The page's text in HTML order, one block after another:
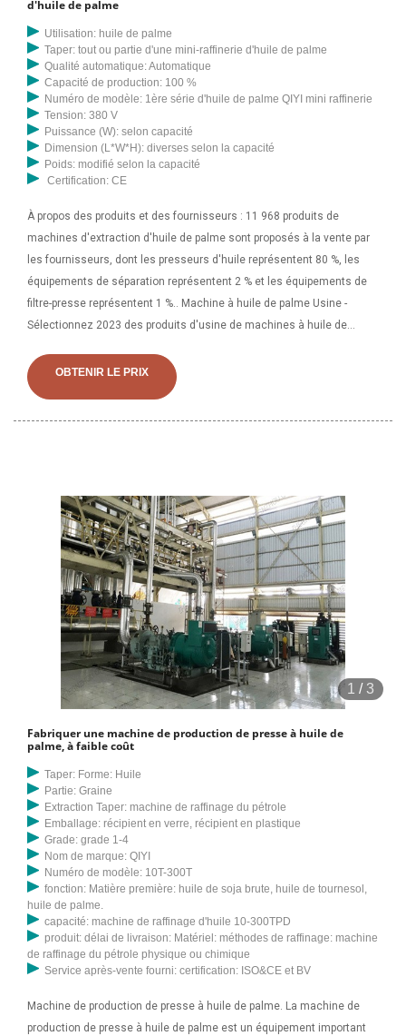
d'huile de palme
Utilisation: huile de palme
Taper: tout ou partie d'une mini-raffinerie d'huile de palme
Qualité automatique: Automatique
Capacité de production: 100 %
Numéro de modèle: 1ère série d'huile de palme QIYI mini raffinerie
Tension: 380 V
Puissance (W): selon capacité
Dimension (L*W*H): diverses selon la capacité
Poids: modifié selon la capacité
Certification: CE
À propos des produits et des fournisseurs : 11 968 produits de
machines d'extraction d'huile de palme sont proposés à la vente par
les fournisseurs, dont les presseurs d'huile représentent 80 %, les
équipements de séparation représentent 2 % et les équipements de
filtre-presse représentent 1 %.. Machine à huile de palme Usine -
Sélectionnez 2023 des produits d'usine de machines à huile de
certifiés de machines de fabrication d'huile, de fournisseurs de
machines de plastique à huile, de grossistes et d'usines sur la
OBTENIR LE PRIX
1 /3
Fabriquer une machine de production de presse à huile de
palme, à faible coût
Taper: Forme: Huile
Partie: Graine
Extraction Taper: machine de raffinage du pétrole
Emballage: récipient en verre, récipient en plastique
Grade: grade 1-4
Nom de marque: QIYI
Numéro de modèle: 10T-300T
fonction: Matière première: huile de soja brute, huile de tournesol,
huile de palme.
capacité: machine de raffinage d'huile 10-300TPD
produit: délai de livraison: Matériel: méthodes de raffinage: machine
de raffinage du pétrole physique ou chimique
Service après-vente fourni: certification: ISO&CE et BV
Machine de production de presse à huile de palme. La machine de
production de presse à huile de palme est un équipement important